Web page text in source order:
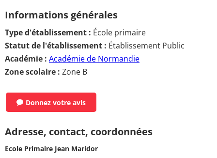
Informations générales
Type d'établissement : École primaire
Statut de l'établissement : Établissement Public
Académie : Académie de Normandie
Zone scolaire : Zone B
Donnez votre avis
Adresse, contact, coordonnées
Ecole Primaire Jean Maridor